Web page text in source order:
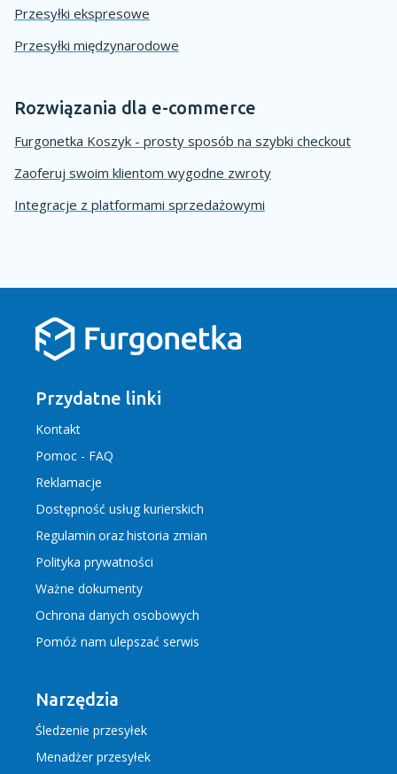
Przesyłki ekspresowe
Przesyłki międzynarodowe
Rozwiązania dla e-commerce
Furgonetka Koszyk - prosty sposób na szybki checkout
Zaoferuj swoim klientom wygodne zwroty
Integracje z platformami sprzedażowymi
Przydatne linki
Kontakt
Pomoc - FAQ
Reklamacje
Dostępność usług kurierskich
Regulamin orazhistoria zmian
Polityka prywatności
Ważne dokumenty
Ochrona danych osobowych
Pomóż nam ulepszać serwis
Narzędzia
Śledzenie przesyłek
Menadżer przesyłek